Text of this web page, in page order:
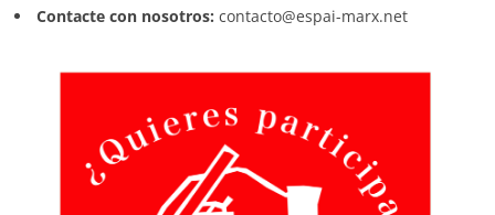
Contacte con nosotros: contacto@espai-marx.net